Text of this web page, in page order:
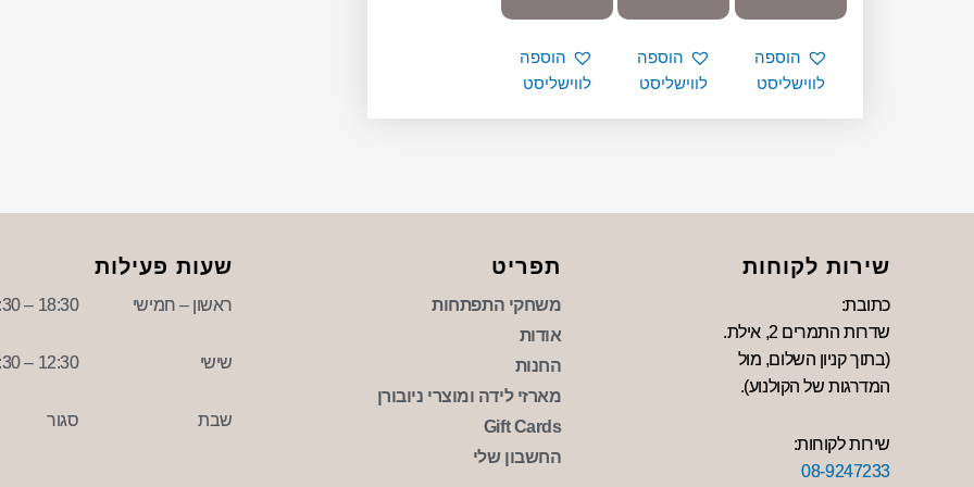
הוספה
לווישליסט
הוספה
לווישליסט
הוספה
לווישליסט
שירות לקוחות
כתובת:
שדרות התמרים 2, אילת.
(בתוך קניון השלום, מול
המדרגות של הקולנוע).
שירות לקוחות:
08-9247233
תפריט
משחקי התפתחות
אודות
החנות
מארזי לידה ומוצרי ניובורן
Gift Cards
החשבון שלי
שעות פעילות
ראשון – חמישי
שישי
שבת
18:30 – 09:30
12:30 – 09:30
סגור